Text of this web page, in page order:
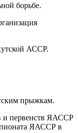
борьбе.
АССР.
прыжкам.
и первенств ЯАССР
ЯАССР в